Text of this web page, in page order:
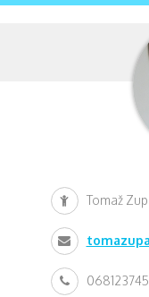
Tomaž
068123745